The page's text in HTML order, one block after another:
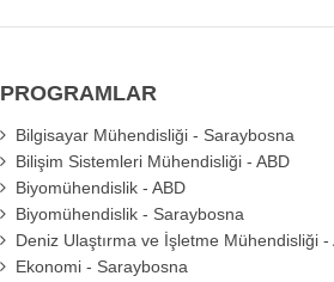
PROGRAMLAR
Bilgisayar Mühendisliği - Saraybosna
Bilişim Sistemleri Mühendisliği - ABD
Biyomühendislik - ABD
Biyomühendislik - Saraybosna
Deniz Ulaştırma ve İşletme Mühendisliği -
Ekonomi - Saraybosna